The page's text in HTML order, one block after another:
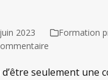
2023
Formation
seulement une